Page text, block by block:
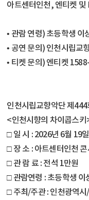
아트센터인천, 엔티켓 및
• 관람 연령) 초등학생
• 공연 문의) 인천시립교
• 티켓 문의) 엔티켓
인천시립교향악단 제444
<인천시향의 차이콥스
□ 일 시 : 2026년 6월 19
□ 장 소 : 아트센터인천
□ 관 람 료 : 전석 1만원
□ 관람연령 : 초등학생
□ 주최/주관 : 인천광역